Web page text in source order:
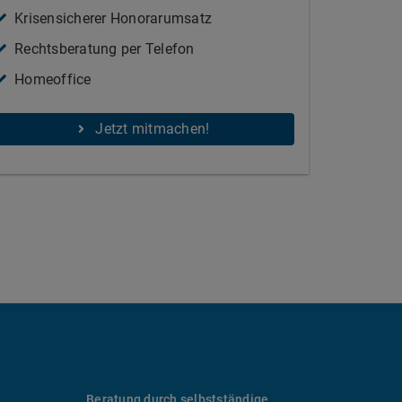
Krisensicherer Honorarumsatz
Rechtsberatung per Telefon
Homeoffice
Jetzt mitmachen!